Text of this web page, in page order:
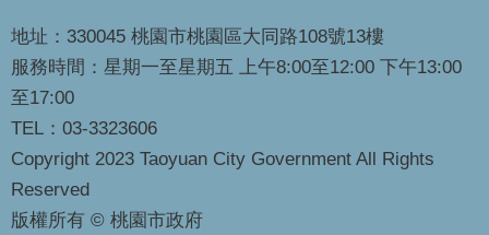
地址：330045 桃園市桃園區大同路108號13樓
服務時間：星期一至星期五 上午8:00至12:00 下午13:00
至17:00
TEL：03-3323606
Copyright 2023 Taoyuan City Government All Rights
Reserved
版權所有 © 桃園市政府